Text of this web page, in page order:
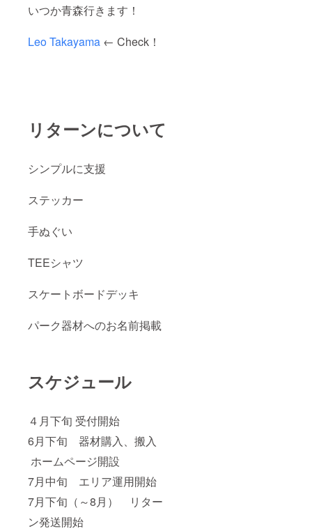
いつか青森行きます！
Leo Takayama ← Check！
リターンについて
シンプルに支援
ステッカー
手ぬぐい
TEEシャツ
スケートボードデッキ
パーク器材へのお名前掲載
スケジュール
４月下旬 受付開始
6月下旬 器材購入、搬入
ホームページ開設
7月中旬 エリア運用開始
7月下旬（～8月） リター
ン発送開始